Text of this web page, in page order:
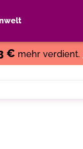
€ mehr verdient.